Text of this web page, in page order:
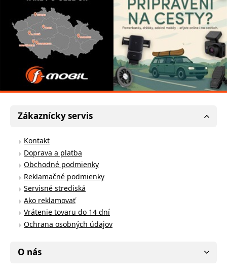
Zákaznícky servis
Kontakt
Doprava a platba
Obchodné podmienky
Reklamačné podmienky
Servisné strediská
Ako reklamovať
Vrátenie tovaru do 14 dní
Ochrana osobných údajov
O nás